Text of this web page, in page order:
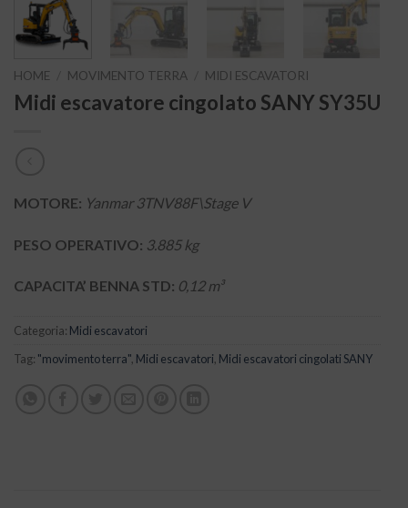
HOME MOVIMENTO TERRA MIDI ESCAVATORI
Midi escavatore cingolato SANY SY35U
MOTORE: Yanmar 3TNV88F\Stage V
PESO OPERATIVO: 3.885 kg
CAPACITA’ BENNA STD: 0,12 m³
Categoria: Midi escavatori
Tag: "movimento terra", Midi escavatori, Midi escavatori cingolati SANY